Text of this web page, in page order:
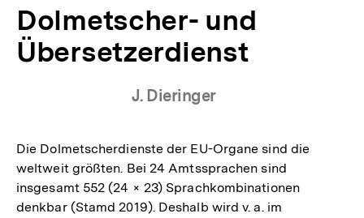
Übersicht
Dolmetscher- und
Übersetzerdienst
J. Dieringer
Die Dolmetscherdienste der EU-Organe sind die
weltweit größten. Bei 24 Amtssprachen sind
insgesamt 552 (24 × 23) Sprachkombinationen
denkbar (Stamd 2019). Deshalb wird v. a. im